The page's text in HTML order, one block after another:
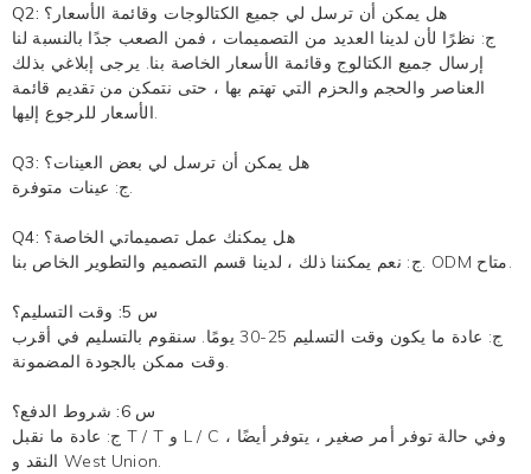
Q2: هل يمكن أن ترسل لي جميع الكتالوجات وقائمة الأسعار؟
ج: نظرًا لأن لدينا العديد من التصميمات ، فمن الصعب جدًا بالنسبة لنا
إرسال جميع الكتالوج وقائمة الأسعار الخاصة بنا. يرجى إبلاغي بذلك
العناصر والحجم والحزم التي تهتم بها ، حتى نتمكن من تقديم قائمة
الأسعار للرجوع إليها.
Q3: هل يمكن أن ترسل لي بعض العينات؟
ج: عينات متوفرة.
Q4: هل يمكنك عمل تصميماتي الخاصة؟
ج: نعم يمكننا ذلك ، لدينا قسم التصميم والتطوير الخاص بنا. ODM متاح.
س 5: وقت التسليم؟
ج: عادة ما يكون وقت التسليم 25-30 يومًا. سنقوم بالتسليم في أقرب
وقت ممكن بالجودة المضمونة.
س 6: شروط الدفع؟
ج: عادة ما نقبل T / T و L / C ، وفي حالة توفر أمر صغير ، يتوفر أيضًا
النقد و West Union.